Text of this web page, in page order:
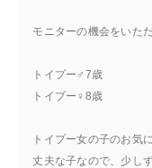
モニターの機会をいた
トイプー♂7歳
トイプー♀8歳
トイプー女の子のお気
丈夫な子なので、少し